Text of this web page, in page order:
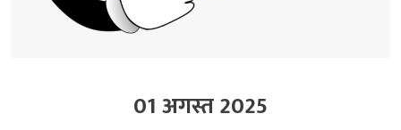
01 अगस्त 2025